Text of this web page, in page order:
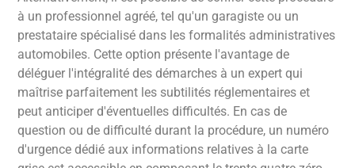
à un professionnel agréé, tel qu'un garagiste ou un
prestataire spécialisé dans les formalités administratives
automobiles. Cette option présente l'avantage de
déléguer l'intégralité des démarches à un expert qui
maîtrise parfaitement les subtilités réglementaires et
peut anticiper d'éventuelles difficultés. En cas de
question ou de difficulté durant la procédure, un numéro
d'urgence dédié aux informations relatives à la carte